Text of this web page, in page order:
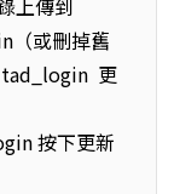
上傳到
（或刪掉舊
tad_login 更
按下更新